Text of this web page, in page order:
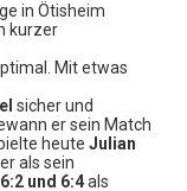
in Ötisheim
kurzer
Mit etwas
sicher und
er sein Match
heute Julian
als sein
6:2 und 6:4als